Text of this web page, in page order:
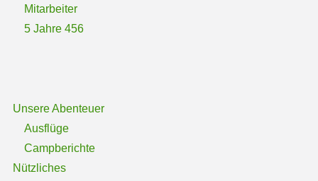
Mitarbeiter
5 Jahre 456
Unsere Abenteuer
Ausflüge
Campberichte
Nützliches